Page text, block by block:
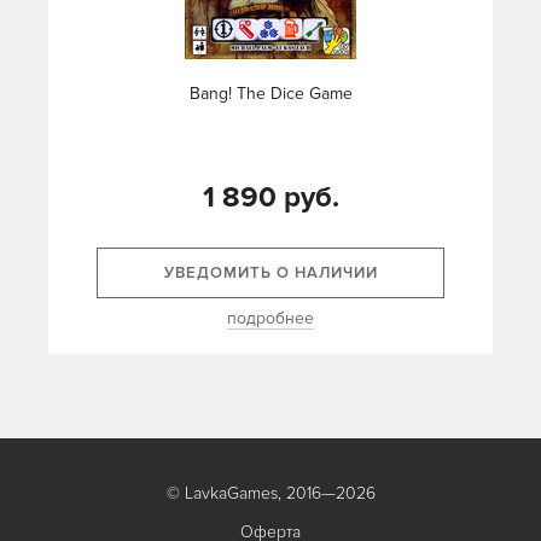
Bang! The Dice Game
1 890 руб.
УВЕДОМИТЬ О НАЛИЧИИ
подробнее
© LavkaGames, 2016—2026
Оферта